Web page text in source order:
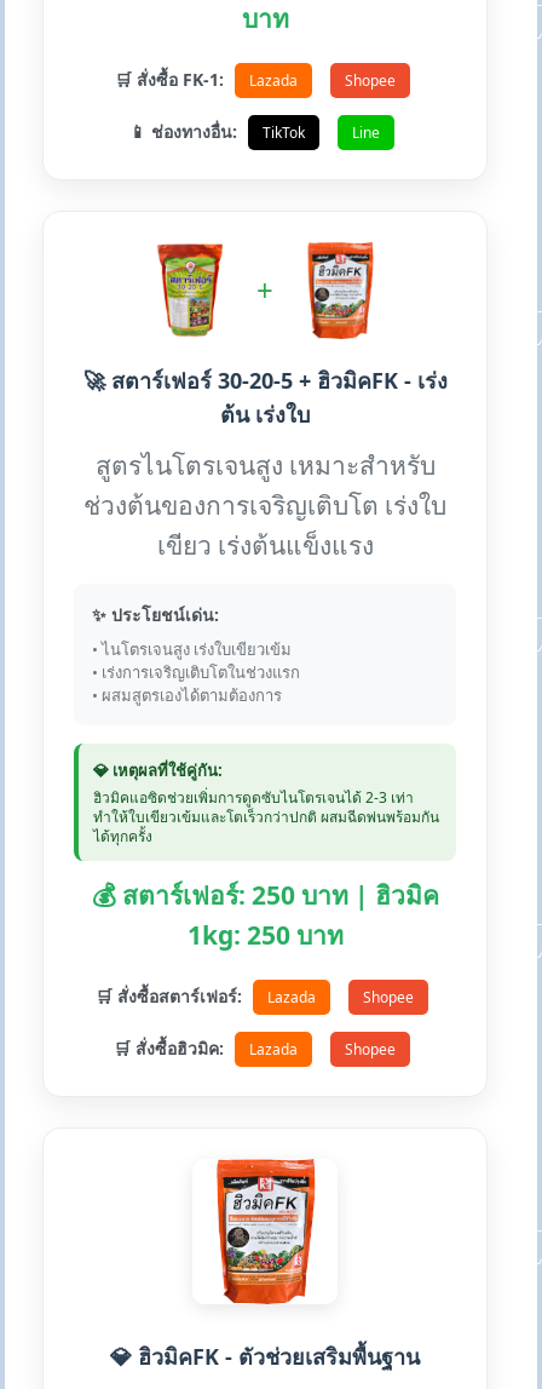
บาท
🛒 สั่งซื้อ FK-1: Lazada Shopee
📱 ช่องทางอื่น: TikTok Line
+
🚀 สตาร์เฟอร์ 30-20-5 + ฮิวมิคFK - เร่ง
ต้น เร่งใบ
สูตรไนโตรเจนสูง เหมาะสำหรับ
ช่วงต้นของการเจริญเติบโต เร่งใบ
เขียว เร่งต้นแข็งแรง
✨ ประโยชน์เด่น:
• ไนโตรเจนสูง เร่งใบเขียวเข้ม
• เร่งการเจริญเติบโตในช่วงแรก
• ผสมสูตรเองได้ตามต้องการ
💎 เหตุผลที่ใช้คู่กัน:
ฮิวมิคแอซิดช่วยเพิ่มการดูดซับไนโตรเจนได้ 2-3 เท่า
ทำให้ใบเขียวเข้มและโตเร็วกว่าปกติ ผสมฉีดพ่นพร้อมกัน
ได้ทุกครั้ง
💰 สตาร์เฟอร์: 250 บาท | ฮิวมิค
1kg: 250 บาท
🛒 สั่งซื้อสตาร์เฟอร์: Lazada Shopee
🛒 สั่งซื้อฮิวมิค: Lazada Shopee
💎 ฮิวมิคFK - ตัวช่วยเสริมพื้นฐาน